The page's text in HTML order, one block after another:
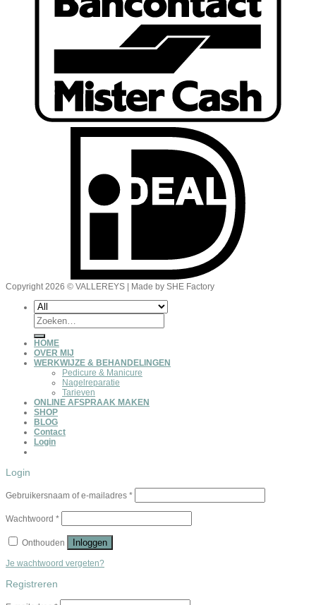
Copyright 2026 © VALLEREYS | Made by SHE Factory
Zoeken
naar:
HOME
OVER MIJ
WERKWIJZE & BEHANDELINGEN
Pedicure & Manicure
Nagelreparatie
Tarieven
ONLINE AFSPRAAK MAKEN
SHOP
BLOG
Contact
Login
Login
Gebruikersnaam of e-mailadres *
Wachtwoord *
Onthouden Inloggen
Je wachtwoord vergeten?
Registreren